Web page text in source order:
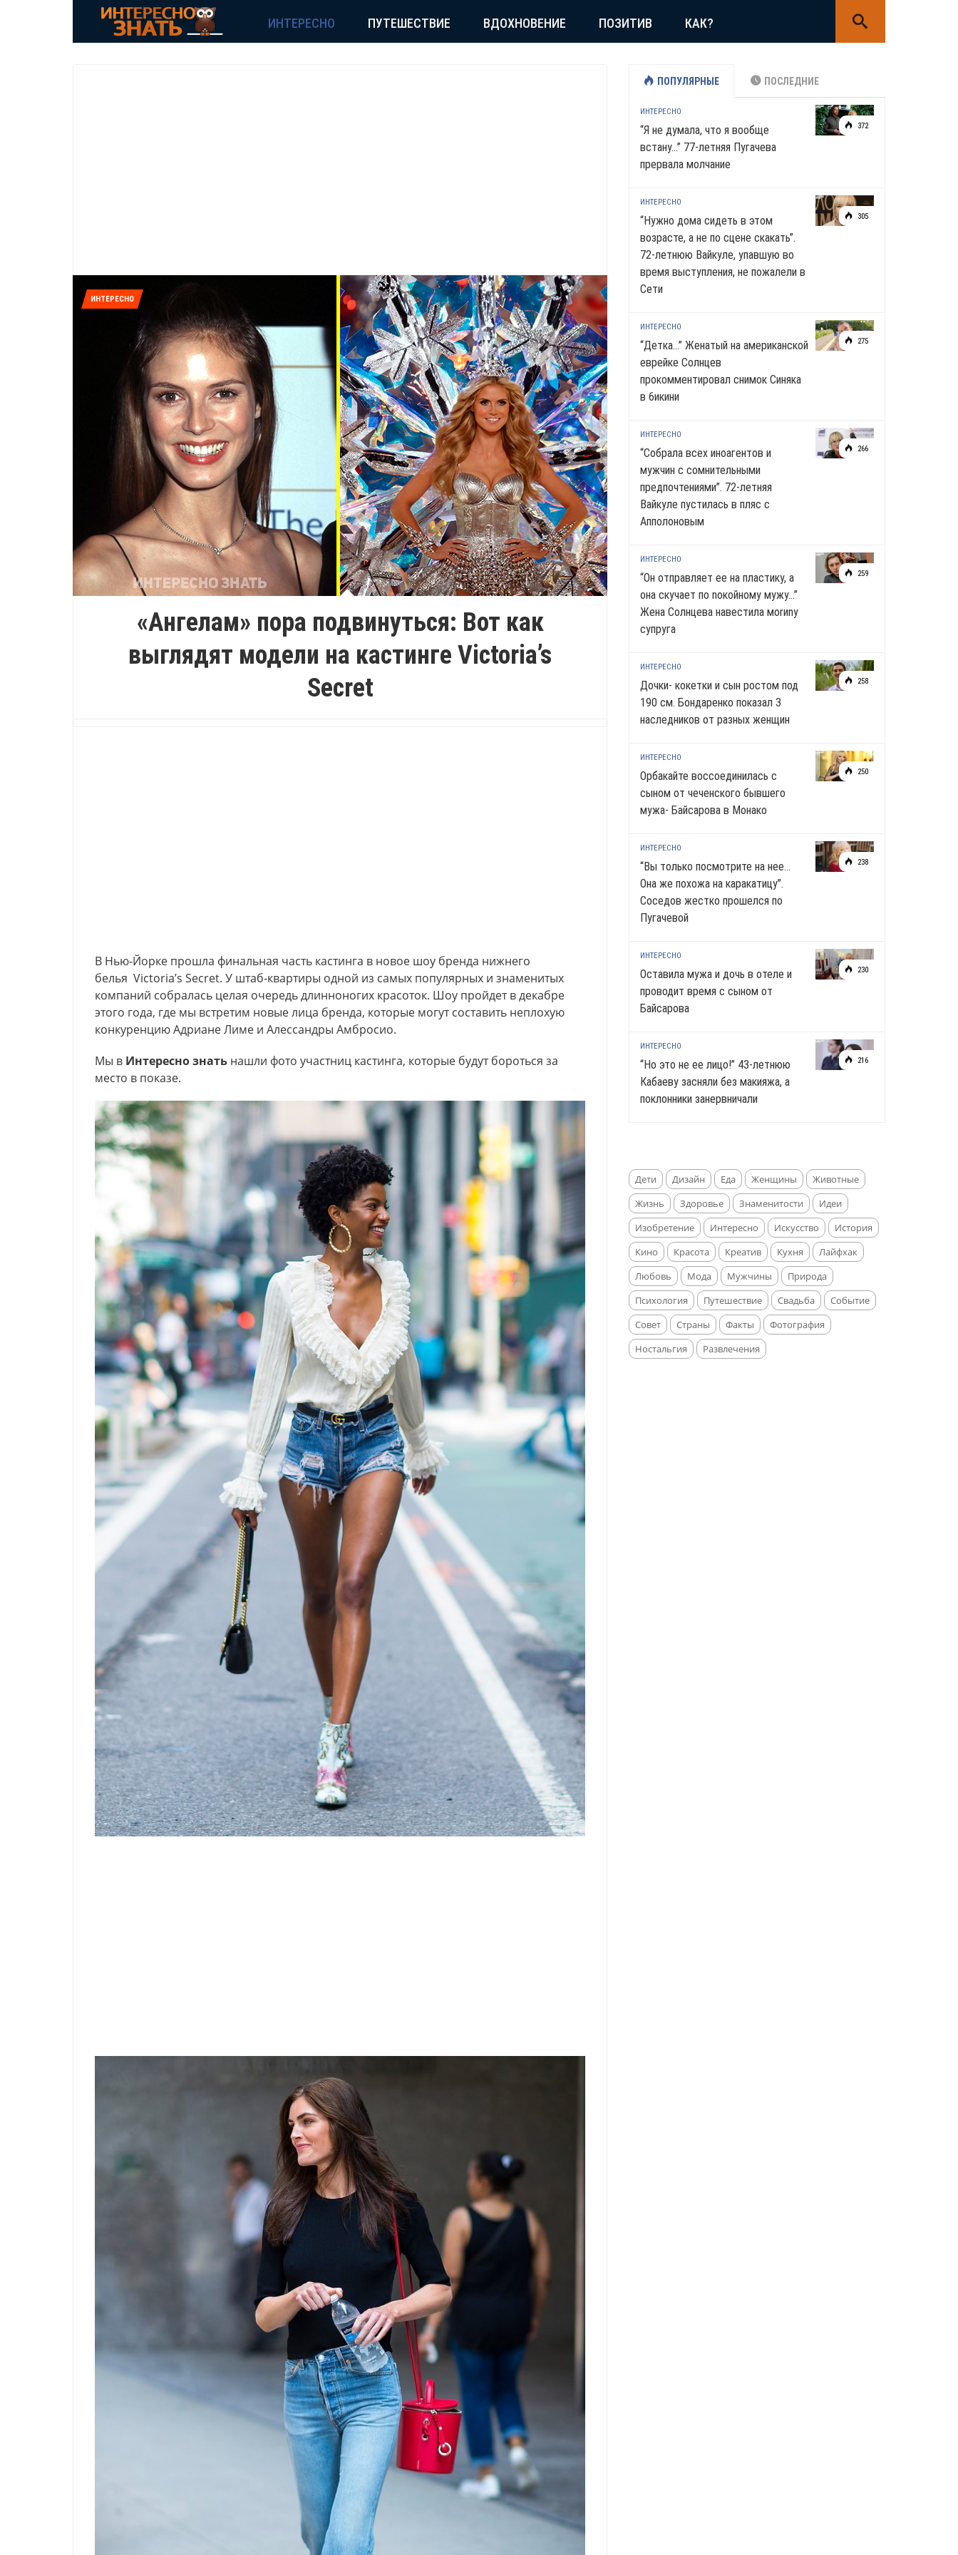
ИНТЕРЕСНО ПУТЕШЕСТВИЕ ВДОХНОВЕНИЕ ПОЗИТИВ КАК?
ИНТЕРЕСНО
«Ангелам» пора подвинуться: Вот как
выглядят модели на кастинге Victoria’s
Secret
В Нью-Йорке прошла финальная часть кастинга в новое шоу бренда нижнего
белья Victoria’s Secret. У штаб-квартиры одной из самых популярных и знаменитых
компаний собралась целая очередь длинноногих красоток. Шоу пройдет в декабре
этого года, где мы встретим новые лица бренда, которые могут составить неплохую
конкуренцию Адриане Лиме и Алессандры Амбросио.
Мы в Интересно знать нашли фото участниц кастинга, которые будут бороться за
место в показе.
ПОПУЛЯРНЫЕ ПОСЛЕДНИЕ
372
ИНТЕРЕСНО
“Я не думала, что я вообще
встану…” 77-летняя Пугачева
прервала молчание
305
ИНТЕРЕСНО
“Нужно дома сидеть в этом
возрасте, а не по сцене скакать”.
72-летнюю Вайкуле, упавшую во
время выступления, не пожалели в
Сети
275
ИНТЕРЕСНО
“Детка…” Женатый на американской
еврейке Солнцев
прокомментировал снимок Синяка
в 6икини
266
ИНТЕРЕСНО
“Собрала всех иноагентов и
мужчин с сомнительными
предпочтениями”. 72-летняя
Вайкуле пустилась в пляс с
Апполоновым
259
ИНТЕРЕСНО
“Он отправляет ее на пластику, а
она скучает по noкoйномy мужу…”
Жена Солнцева навестила моrиnу
супруга
258
ИНТЕРЕСНО
Дочки- кокетки и сын ростом под
190 см. Бондаренко показал 3
наследников от разных женщин
250
ИНТЕРЕСНО
Орбакайте воссоединилась с
сыном от чеченского бывшего
мужа- Байсарова в Монако
238
ИНТЕРЕСНО
“Вы только посмотрите на нее…
Она же похожа на каракатицу”.
Соседов жестко прошелся по
Пугачевой
230
ИНТЕРЕСНО
Оставила мужа и дочь в отеле и
проводит время с сыном от
Байсарова
216
ИНТЕРЕСНО
“Но это не ее лицо!” 43-летнюю
Кабаеву засняли без макияжа, а
поклонники занервничали
Дети Дизайн Еда Женщины
Животные
Жизнь
Здоровье Знаменитости
Идеи
Изобретение
Интересно Искусство
История
Кино
Красота Креатив Кухня
Лайфхак
Любовь
Мода Мужчины
Природа
Психология
Путешествие Свадьба
Событие
Совет
Страны Факты
Фотография
Ностальгия
Развлечения